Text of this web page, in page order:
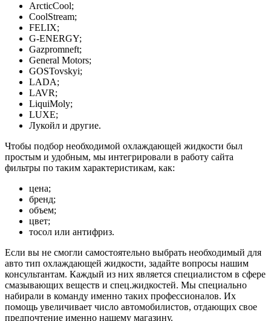
ArcticCool;
CoolStream;
FELIX;
G-ENERGY;
Gazpromneft;
General Motors;
GOSTovskyi;
LADA;
LAVR;
LiquiMoly;
LUXE;
Лукойл и другие.
Чтобы подбор необходимой охлаждающей жидкости был
простым и удобным, мы интегрировали в работу сайта
фильтры по таким характеристикам, как:
цена;
бренд;
объем;
цвет;
тосол или антифриз.
Если вы не смогли самостоятельно выбрать необходимый для
авто тип охлаждающей жидкости, задайте вопросы нашим
консультантам. Каждый из них является специалистом в сфере
смазывающих веществ и спец.жидкостей. Мы специально
набирали в команду именно таких профессионалов. Их
помощь увеличивает число автомобилистов, отдающих свое
предпочтение именно нашему магазину.